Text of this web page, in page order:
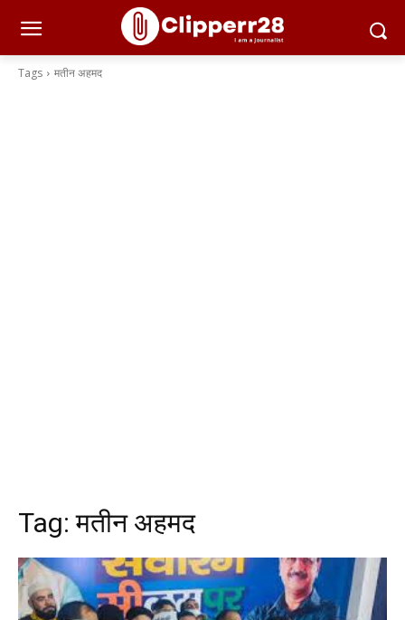
Tags मतीन अहमद
Tag:मतीन अहमद